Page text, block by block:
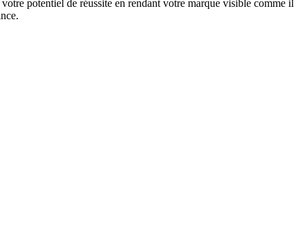
potentiel de réussite en rendant votre marque visible comme il